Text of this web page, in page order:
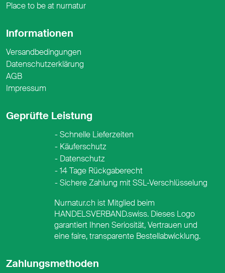
Place to be at nurnatur
Informationen
Versandbedingungen
Datenschutzerklärung
AGB
Impressum
Geprüfte Leistung
Schnelle Lieferzeiten
Käuferschutz
Datenschutz
14 Tage Rückgaberecht
Sichere Zahlung mit SSL-Verschlüsselung
Zahlungsmethoden
Nurnatur.ch ist Mitglied beim
HANDELSVERBAND.swiss. Dieses Logo
garantiert Ihnen Seriosität, Vertrauen und
eine faire, transparente Bestellabwicklung.